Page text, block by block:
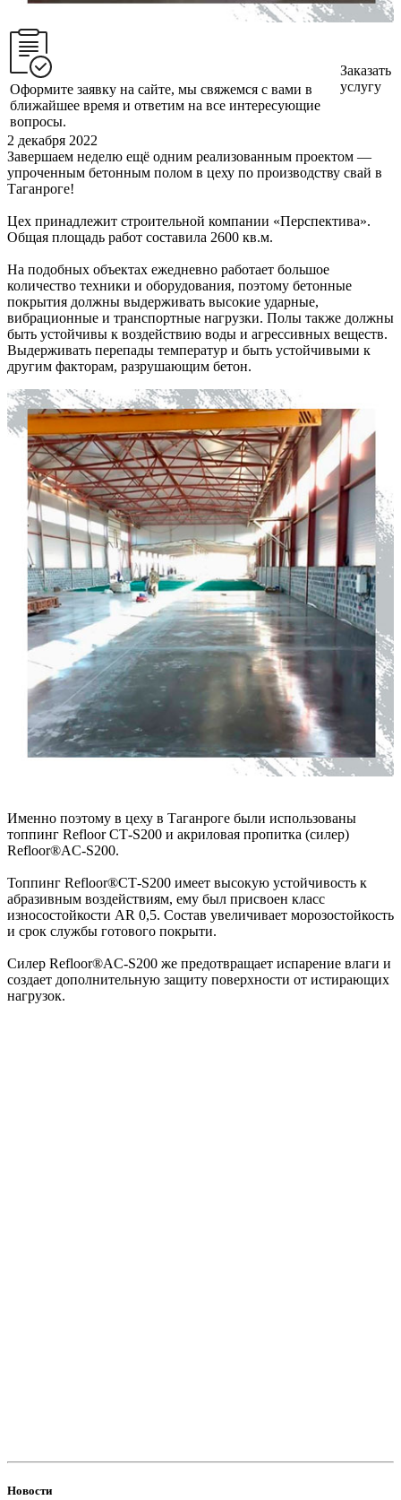
Оформите заявку на сайте, мы свяжемся с вами в
ближайшее время и ответим на все интересующие
вопросы.
Заказать
услугу
2 декабря 2022
Завершаем неделю ещё одним реализованным проектом —
упроченным бетонным полом в цеху по производству свай в
Таганроге!
Цех принадлежит строительной компании «Перспектива».
Общая площадь работ составила 2600 кв.м.
На подобных объектах ежедневно работает большое
количество техники и оборудования, поэтому бетонные
покрытия должны выдерживать высокие ударные,
вибрационные и транспортные нагрузки. Полы также должны
быть устойчивы к воздействию воды и агрессивных веществ.
Выдерживать перепады температур и быть устойчивыми к
другим факторам, разрушающим бетон.
Именно поэтому в цеху в Таганроге были использованы
топпинг Refloor СТ-S200 и акриловая пропитка (силер)
Refloor®AC-S200.
Топпинг Refloor®СТ-S200 имеет высокую устойчивость к
абразивным воздействиям, ему был присвоен класс
износостойкости AR 0,5. Состав увеличивает морозостойкость
и срок службы готового покрыти.
Силер Refloor®AC-S200 же предотвращает испарение влаги и
создает дополнительную защиту поверхности от истирающих
нагрузок.
Новости